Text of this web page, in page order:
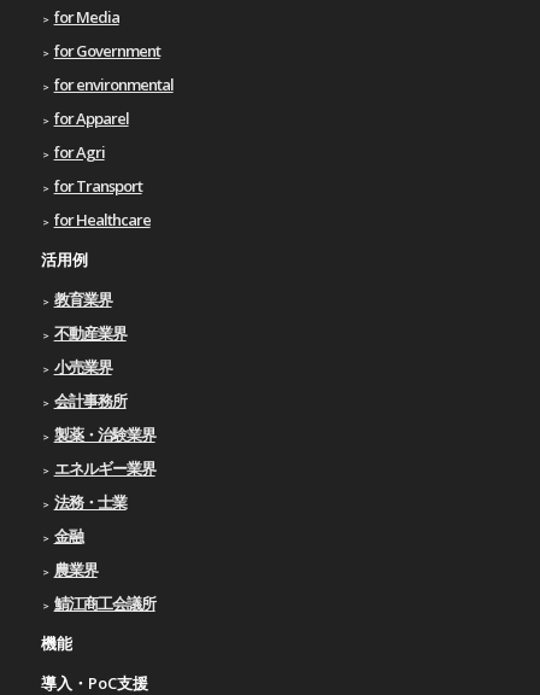
for Media
for Government
for environmental
for Apparel
for Agri
for Transport
for Healthcare
活用例
教育業界
不動産業界
小売業界
会計事務所
製薬・治験業界
エネルギー業界
法務・士業
金融
農業界
鯖江商工会議所
機能
導入・PoC支援